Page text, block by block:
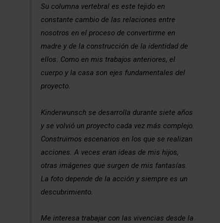
Su columna vertebral es este tejido en
constante cambio de las relaciones entre
nosotros en el proceso de convertirme en
madre y de la construcción de la identidad de
ellos. Como en mis trabajos anteriores, el
cuerpo y la casa son ejes fundamentales del
proyecto.
Kinderwunsch se desarrolla durante siete años
y se volvió un proyecto cada vez más complejo.
Construimos escenarios en los que se realizan
acciones. A veces eran ideas de mis hijos,
otras imágenes que surgen de mis fantasías.
La foto depende de la acción y siempre es un
descubrimiento.
Me interesa trabajar con las vivencias desde la